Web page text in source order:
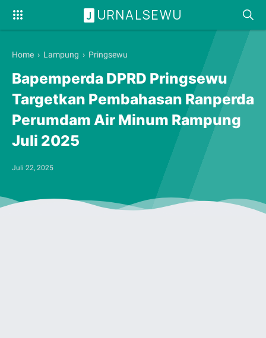
J URNALSEWU
Home › Lampung › Pringsewu
Bapemperda DPRD Pringsewu
Targetkan Pembahasan Ranperda
Perumdam Air Minum Rampung
Juli 2025
Juli 22, 2025